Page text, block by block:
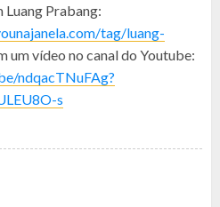
Luang Prabang:
tag/luang-
um vídeo no canal do Youtube:
ndqacTNuFAg?
s